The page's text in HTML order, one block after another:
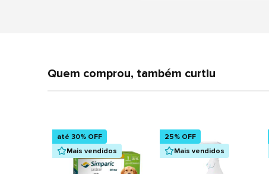
Quem comprou, também curtiu
até 30% OFF
Mais vendidos
25% OFF
Mais vendidos